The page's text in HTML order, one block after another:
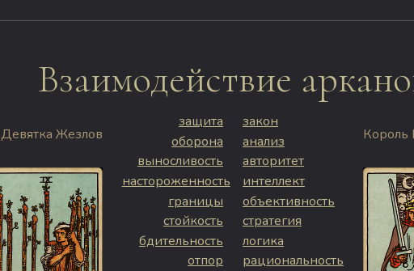
Взаимодействие
Девятка Жезлов
защита
оборона
выносливость
настороженность
границы
стойкость
бдительность
отпор
закон
анализ
авторитет
интеллект
объективность
стратегия
логика
рациональность
Король